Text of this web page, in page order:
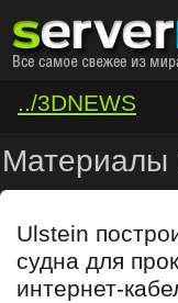
../3DNEWS
/VAR/
Материалы
Ulstein
судна для
интернет-